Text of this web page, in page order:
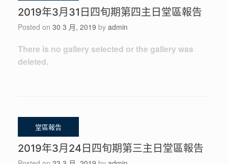
2019年3月31日四旬期第四主日堂區報告
Posted on 30 3 月, 2019 by admin
There is no gallery selected or the gallery was
deleted.
2019年3月24日四旬期第三主日堂區報告